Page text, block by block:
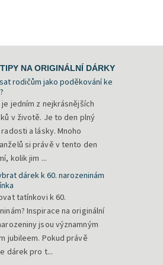
NA ORIGINÁLNÍ DÁRKY
rodičům jako poděkování ke
jedním z nejkrásnějších
v životě. Je to den plný
a lásky. Mnoho
si právě v tento den
kolik jim ...
dárek k 60. narozeninám
tatínkovi k 60.
Inspirace na originální
jsou významným
jubileem. Pokud právě
dárek pro t...